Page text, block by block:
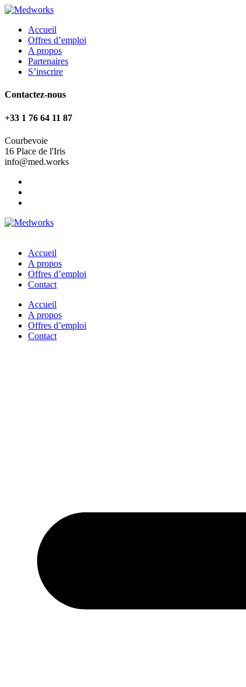
Accueil
Offres d’emploi
A propos
Partenaires
S’inscrire
Contactez-nous
+33 1 76 64 11 87
Courbevoie
16 Place de l'Iris
info@med.works
Accueil
A propos
Offres d’emploi
Contact
Accueil
A propos
Offres d’emploi
Contact